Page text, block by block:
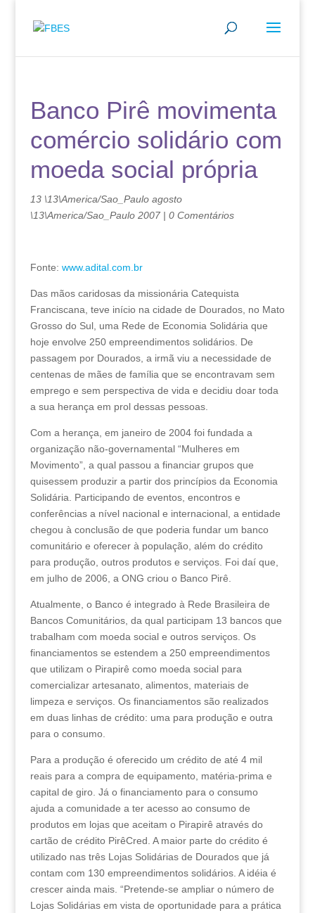
Banco Pirê movimenta
comércio solidário com
moeda social própria
13 \13\America/Sao_Paulo agosto
\13\America/Sao_Paulo 2007| 0 Comentários
Fonte: www.adital.com.br
Das mãos caridosas da missionária Catequista
Franciscana, teve início na cidade de Dourados, no Mato
Grosso do Sul, uma Rede de Economia Solidária que
hoje envolve 250 empreendimentos solidários. De
passagem por Dourados, a irmã viu a necessidade de
centenas de mães de família que se encontravam sem
emprego e sem perspectiva de vida e decidiu doar toda
a sua herança em prol dessas pessoas.
Com a herança, em janeiro de 2004 foi fundada a
organização não-governamental “Mulheres em
Movimento”, a qual passou a financiar grupos que
quisessem produzir a partir dos princípios da Economia
Solidária. Participando de eventos, encontros e
conferências a nível nacional e internacional, a entidade
chegou à conclusão de que poderia fundar um banco
comunitário e oferecer à população, além do crédito
para produção, outros produtos e serviços. Foi daí que,
em julho de 2006, a ONG criou o Banco Pirê.
Atualmente, o Banco é integrado à Rede Brasileira de
Bancos Comunitários, da qual participam 13 bancos que
trabalham com moeda social e outros serviços. Os
financiamentos se estendem a 250 empreendimentos
que utilizam o Pirapirê como moeda social para
comercializar artesanato, alimentos, materiais de
limpeza e serviços. Os financiamentos são realizados
em duas linhas de crédito: uma para produção e outra
para o consumo.
Para a produção é oferecido um crédito de até 4 mil
reais para a compra de equipamento, matéria-prima e
capital de giro. Já o financiamento para o consumo
ajuda a comunidade a ter acesso ao consumo de
produtos em lojas que aceitam o Pirapirê através do
cartão de crédito PirêCred. A maior parte do crédito é
utilizado nas três Lojas Solidárias de Dourados que já
contam com 130 empreendimentos solidários. A idéia é
crescer ainda mais. “Pretende-se ampliar o número de
Lojas Solidárias em vista de oportunidade para a prática